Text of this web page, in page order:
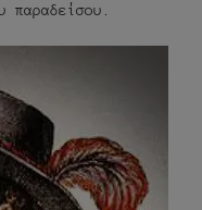
παραδείσου.